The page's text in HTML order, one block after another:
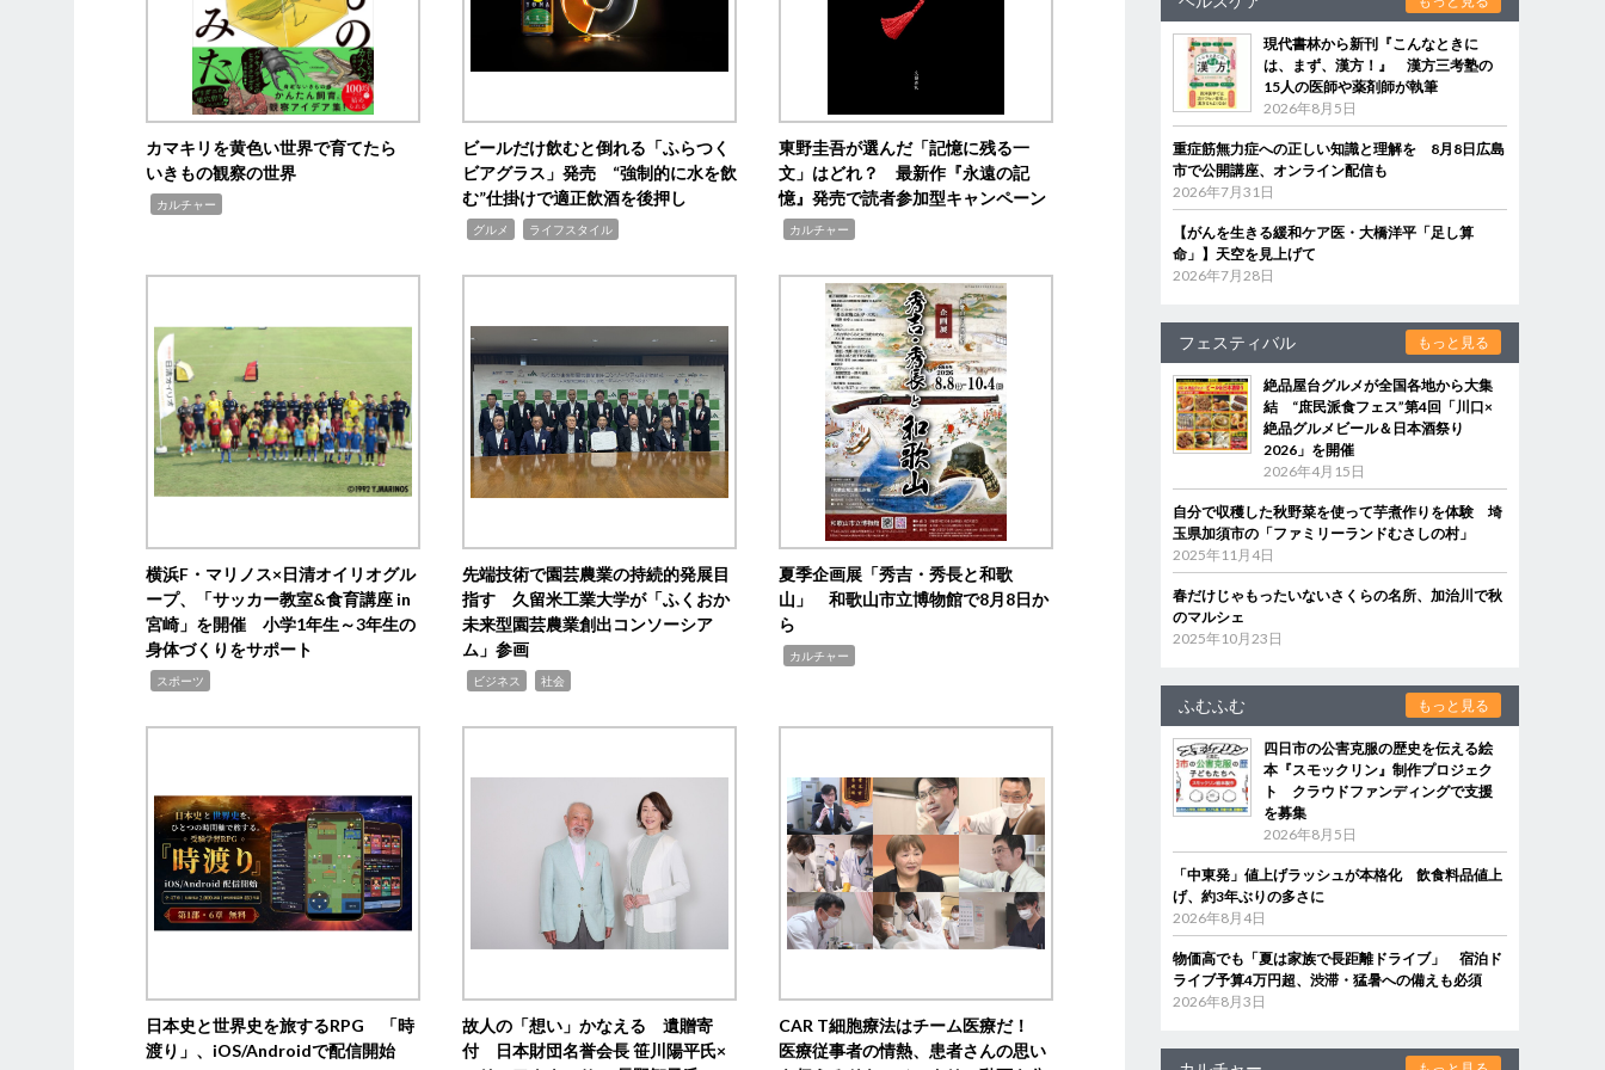
カマキリを黄色い世界で育てたら
いきもの観察の世界
カルチャー
ビールだけ飲むと倒れる「ふらつく
ビアグラス」発売 “強制的に水を飲
む”仕掛けで適正飲酒を後押し
グルメ ライフスタイル
東野圭吾が選んだ「記憶に残る一
文」はどれ？ 最新作『永遠の記
憶』発売で読者参加型キャンペーン
カルチャー
横浜F・マリノス×日清オイリオグル
ープ、「サッカー教室&食育講座 in
宮崎」を開催 小学1年生～3年生の
身体づくりをサポート
スポーツ
先端技術で園芸農業の持続的発展目
指す 久留米工業大学が「ふくおか
未来型園芸農業創出コンソーシア
ム」参画
ビジネス 社会
夏季企画展「秀吉・秀長と和歌
山」 和歌山市立博物館で8月8日か
ら
カルチャー
日本史と世界史を旅するRPG 「時
渡り」、iOS/Androidで配信開始
故人の「想い」かなえる 遺贈寄
付 日本財団名誉会長 笹川陽平氏×
CAR T細胞療法はチーム医療だ！
医療従事者の情熱、患者さんの思い
現代書林から新刊『こんなときに
は、まず、漢方！』 漢方三考塾の
15人の医師や薬剤師が執筆
2026年8月5日
重症筋無力症への正しい知識と理解を 8月8日広島
市で公開講座、オンライン配信も
2026年7月31日
【がんを生きる緩和ケア医・大橋洋平「足し算
命」】天空を見上げて
2026年7月28日
フェスティバル もっと見る
絶品屋台グルメが全国各地から大集
結 “庶民派食フェス”第4回「川口×
絶品グルメビール＆日本酒祭り
2026」を開催
2026年4月15日
自分で収穫した秋野菜を使って芋煮作りを体験 埼
玉県加須市の「ファミリーランドむさしの村」
2025年11月4日
春だけじゃもったいないさくらの名所、加治川で秋
のマルシェ
2025年10月23日
ふむふむ もっと見る
四日市の公害克服の歴史を伝える絵
本『スモックリン』制作プロジェク
ト クラウドファンディングで支援
を募集
2026年8月5日
「中東発」値上げラッシュが本格化 飲食料品値上
げ、約3年ぶりの多さに
2026年8月4日
物価高でも「夏は家族で長距離ドライブ」 宿泊ド
ライブ予算4万円超、渋滞・猛暑への備えも必須
2026年8月3日